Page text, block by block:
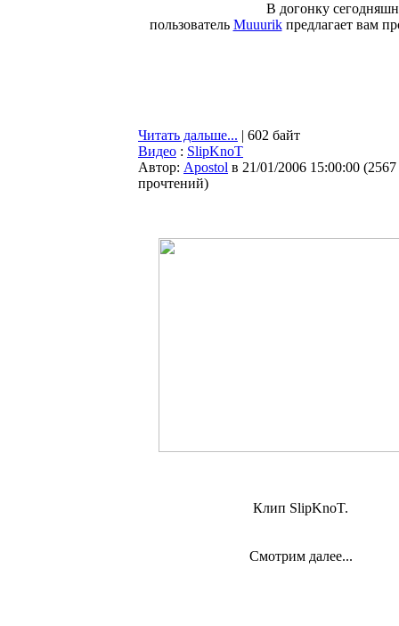
В догонку
пользователь Muuurikпредлагает вам
Читать дальше... | 602 байт
Видео : SlipKnoT
Автор: Apostol в 21/01/2006 15:00:00 (2567
прочтений)
Клип SlipKnoT.
Смотрим далее...